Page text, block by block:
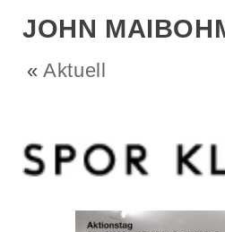
JOHN
«Aktuell